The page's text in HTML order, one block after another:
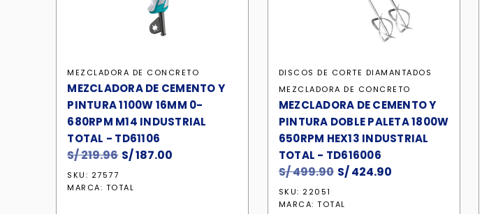
MEZCLADORA DE CONCRETO
MEZCLADORA DE CEMENTO Y
PINTURA 1100W 16MM 0-
680RPM M14 INDUSTRIAL
TOTAL - TD61106
S/219.96 El
original
S/187.00
SKU: 27577
MARCA: TOTAL
DISCOS DE CORTE DIAMANTADOS
MEZCLADORA DE CONCRETO
MEZCLADORA DE CEMENTO Y
PINTURA DOBLE PALETA 1800W
650RPM HEX13 INDUSTRIAL
TOTAL - TD616006
S/499.90 El
original
S/424.90
SKU: 22051
MARCA:TOTAL